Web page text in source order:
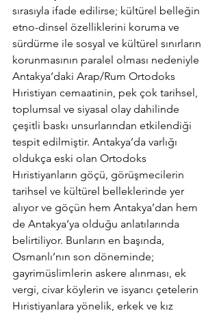
sırasıyla ifade edilirse; kültürel belleğin
etno-dinsel özelliklerini koruma ve
sürdürme ile sosyal ve kültürel sınırların
korunmasının paralel olması nedeniyle
Antakya’daki Arap/Rum Ortodoks
Hıristiyan cemaatinin, pek çok tarihsel,
toplumsal ve siyasal olay dahilinde
çeşitli baskı unsurlarından etkilendiği
tespit edilmiştir. Antakya’da varlığı
oldukça eski olan Ortodoks
Hıristiyanların göçü, görüşmecilerin
tarihsel ve kültürel belleklerinde yer
alıyor ve göçün hem Antakya’dan hem
de Antakya’ya olduğu anlatılarında
belirtiliyor. Bunların en başında,
Osmanlı’nın son döneminde;
gayrimüslimlerin askere alınması, ek
vergi, civar köylerin ve isyancı çetelerin
Hıristiyanlara yönelik, erkek ve kız